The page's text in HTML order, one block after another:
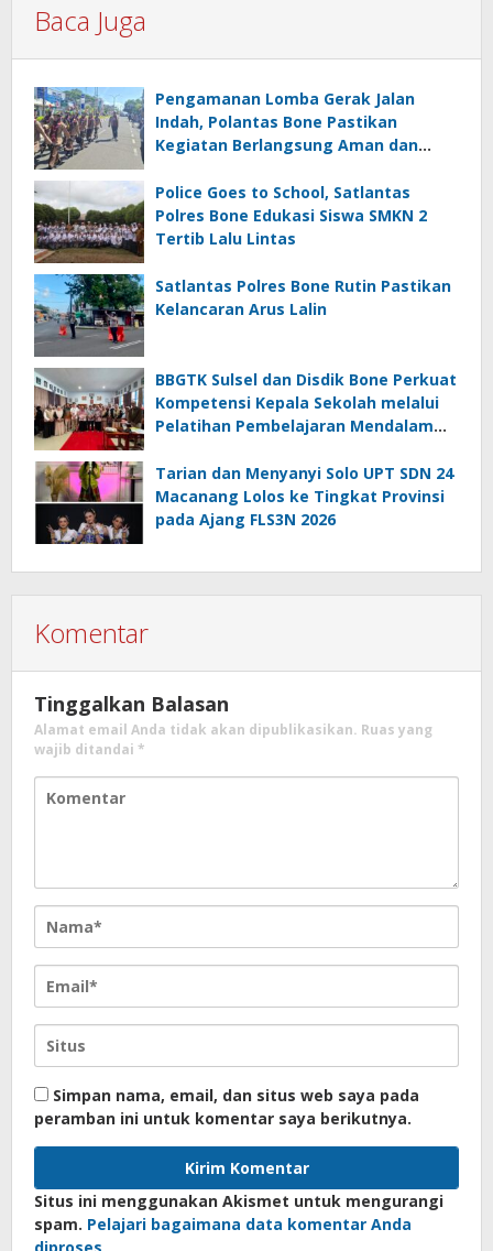
Baca Juga
Pengamanan Lomba Gerak Jalan
Indah, Polantas Bone Pastikan
Kegiatan Berlangsung Aman dan
Police Goes to School, Satlantas
Polres Bone Edukasi Siswa SMKN 2
Tertib Lalu Lintas
Satlantas Polres Bone Rutin Pastikan
Kelancaran Arus Lalin
BBGTK Sulsel dan Disdik Bone Perkuat
Kompetensi Kepala Sekolah melalui
Pelatihan Pembelajaran Mendalam
Tarian dan Menyanyi Solo UPT SDN 24
Macanang Lolos ke Tingkat Provinsi
pada Ajang FLS3N 2026
Komentar
Tinggalkan Balasan
Alamat email Anda tidak akan dipublikasikan. Ruas yang
wajib ditandai *
Simpan nama, email, dan situs web saya pada
peramban ini untuk komentar saya berikutnya.
Situs ini menggunakan Akismet untuk mengurangi
spam. Pelajari bagaimana data komentar Anda
diproses